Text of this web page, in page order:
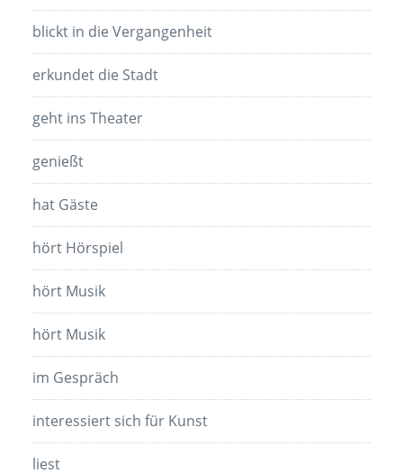
blickt in die Vergangenheit
erkundet die Stadt
geht ins Theater
genießt
hat Gäste
hört Hörspiel
hört Musik
hört Musik
im Gespräch
interessiert sich für Kunst
liest